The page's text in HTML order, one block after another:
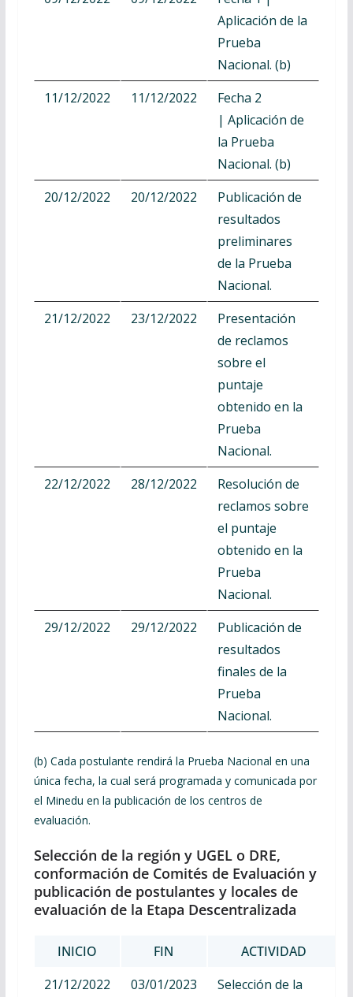
Aplicación de la
Prueba
Nacional. (b)
11/12/2022
11/12/2022
Fecha 2
| Aplicación de
la Prueba
Nacional. (b)
20/12/2022
20/12/2022
Publicación de
resultados
preliminares
de la Prueba
Nacional.
21/12/2022
23/12/2022
Presentación
de reclamos
sobre el
puntaje
obtenido en la
Prueba
Nacional.
22/12/2022
28/12/2022
Resolución de
reclamos sobre
el puntaje
obtenido en la
Prueba
Nacional.
29/12/2022
29/12/2022
Publicación de
resultados
finales de la
Prueba
Nacional.
(b) Cada postulante rendirá la Prueba Nacional en una
única fecha, la cual será programada y comunicada por
el Minedu en la publicación de los centros de
evaluación.
Selección de la región y UGEL o DRE,
conformación de Comités de Evaluación y
publicación de postulantes y locales de
evaluación de la Etapa Descentralizada
INICIO FIN
ACTIVIDAD
21/12/2022
03/01/2023 Selección de la